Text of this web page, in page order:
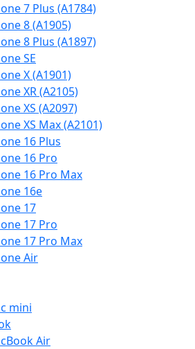
7 Plus (A1784)
8 (A1905)
8 Plus (A1897)
SE
X (A1901)
XR (A2105)
XS (A2097)
XS Max (A2101)
16 Plus
16 Pro
16 Pro Max
16e
17
17 Pro
17 Pro Max
Air
mini
Air